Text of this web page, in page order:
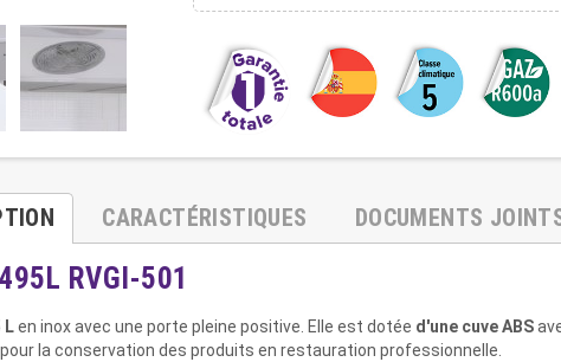
CARACTÉRISTIQUES DOCUMENTS
RVGI-501
Len inox avec une porte pleine positive. Elle est dotée d'une cuve ABS
la conservation des produits en restauration professionnelle.